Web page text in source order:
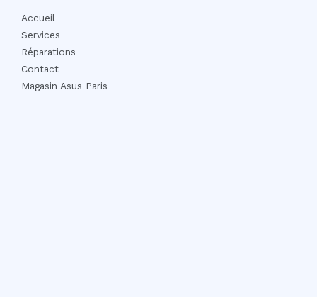
Accueil
Services
Réparations
Contact
Magasin Asus Paris